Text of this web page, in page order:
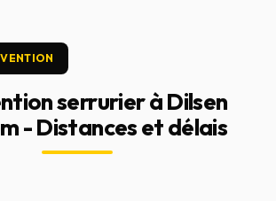
serrurier à Dilsen
- Distances et délais